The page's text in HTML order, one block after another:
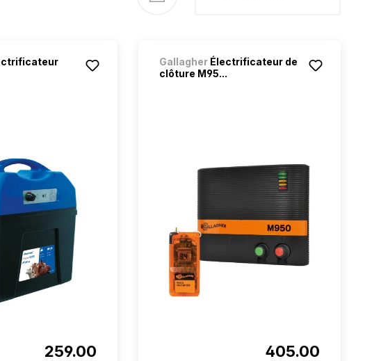
259.00
GallagherÉlectrificateur de
clôture M95...
405.00